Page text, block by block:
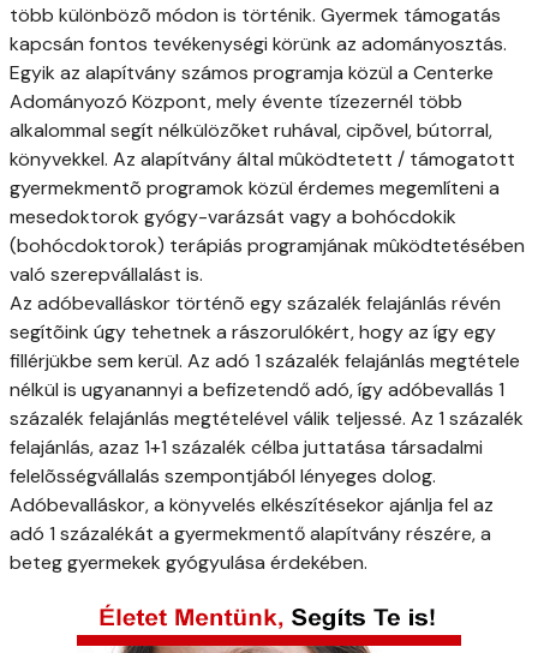
több különbözõ módon is történik. Gyermek támogatás
kapcsán fontos tevékenységi körünk az adományosztás.
Egyik az alapítvány számos programja közül a Centerke
Adományozó Központ, mely évente tízezernél több
alkalommal segít nélkülözõket ruhával, cipõvel, bútorral,
könyvekkel. Az alapítvány által mûködtetett / támogatott
gyermekmentõ programok közül érdemes megemlíteni a
mesedoktorok gyógy-varázsát vagy a bohócdokik
(bohócdoktorok) terápiás programjának mûködtetésében
való szerepvállalást is.
Az adóbevalláskor történõ egy százalék felajánlás révén
segítõink úgy tehetnek a rászorulókért, hogy az így egy
fillérjükbe sem kerül. Az adó 1 százalék felajánlás megtétele
nélkül is ugyanannyi a befizetendő adó, így adóbevallás 1
százalék felajánlás megtételével válik teljessé. Az 1 százalék
felajánlás, azaz 1+1 százalék célba juttatása társadalmi
felelõsségvállalás szempontjából lényeges dolog.
Adóbevalláskor, a könyvelés elkészítésekor ajánlja fel az
adó 1 százalékát a gyermekmentő alapítvány részére, a
beteg gyermekek gyógyulása érdekében.